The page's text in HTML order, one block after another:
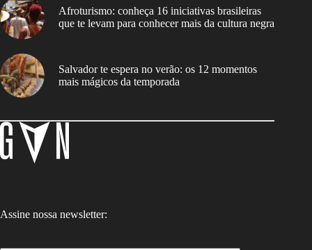
Afroturismo: conheça 16 iniciativas brasileiras
que te levam para conhecer mais da cultura negra
Salvador te espera no verão: os 12 momentos
mais mágicos da temporada
Assine nossa newsletter: